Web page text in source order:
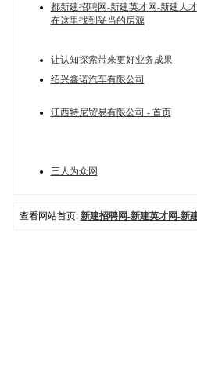
都新建招聘网-新建英才网-新建人
在这里找到妥当的房源
让认知探索带来更好业务成果
绍兴鑫诺汽车有限公司
江西特尼贸易有限公司 - 首页
三人为众网
查看网站首页: 新建招聘网-新建英才网-新